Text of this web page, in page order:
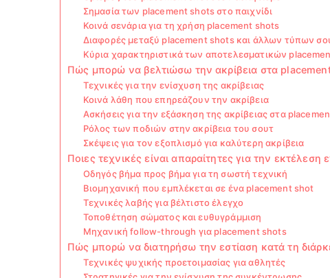
Σημασία των placement shots στο παιχνίδι
Κοινά σενάρια για τη χρήση placement shots
Διαφορές μεταξύ placement shots και άλλων τύπων
Κύρια χαρακτηριστικά των αποτελεσματικών
Πώς μπορώ να βελτιώσω την ακρίβεια στα
Τεχνικές για την ενίσχυση της ακρίβειας
Κοινά λάθη που επηρεάζουν την ακρίβεια
Ασκήσεις για την εξάσκηση της ακρίβειας στα
Ρόλος των ποδιών στην ακρίβεια του σουτ
Σκέψεις για τον εξοπλισμό για καλύτερη ακρίβεια
Ποιες τεχνικές είναι απαραίτητες για την
Οδηγός βήμα προς βήμα για τη σωστή τεχνική
Βιομηχανική που εμπλέκεται σε ένα placement shot
Τεχνικές λαβής για βέλτιστο έλεγχο
Τοποθέτηση σώματος και ευθυγράμμιση
Μηχανική follow-through για placement shots
Πώς μπορώ να διατηρήσω την εστίαση κατά τη
Τεχνικές ψυχικής προετοιμασίας για αθλητές